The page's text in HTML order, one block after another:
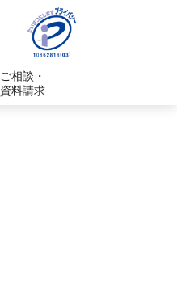
ご相談・
資料請求